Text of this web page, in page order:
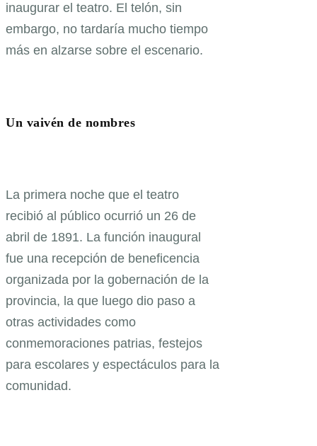
inaugurar el teatro. El telón, sin
embargo, no tardaría mucho tiempo
más en alzarse sobre el escenario.
Un vaivén de nombres
La primera noche que el teatro
recibió al público ocurrió un 26 de
abril de 1891. La función inaugural
fue una recepción de beneficencia
organizada por la gobernación de la
provincia, la que luego dio paso a
otras actividades como
conmemoraciones patrias, festejos
para escolares y espectáculos para la
comunidad.